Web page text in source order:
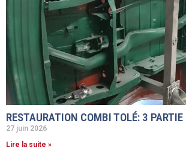
RESTAURATION COMBI TOLÉ: 3 PARTIE
27 juin 2026
Lire la suite »